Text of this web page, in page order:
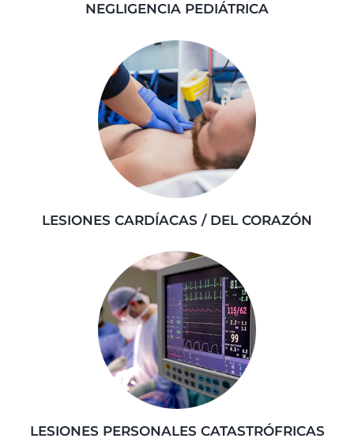
NEGLIGENCIA PEDIÁTRICA
LESIONES CARDÍACAS / DEL CORAZÓN
LESIONES PERSONALES CATASTRÓFRICAS